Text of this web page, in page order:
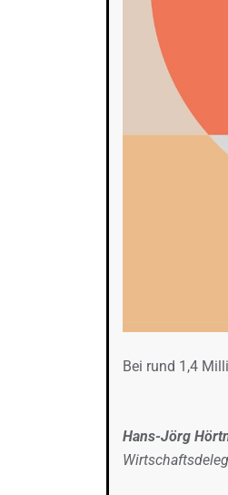
Bei rund 1,4
Hans-Jörg